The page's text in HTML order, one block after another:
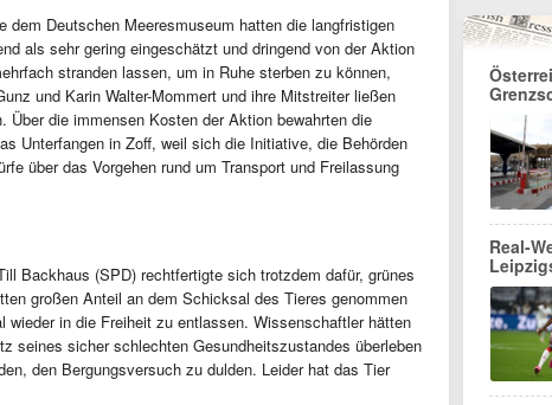
dem Deutschen Meeresmuseum hatten die langfristigen
als sehr gering eingeschätzt und dringend von der Aktion
stranden lassen, um in Ruhe sterben zu können,
und Karin Walter-Mommert und ihre Mitstreiter ließen
die immensen Kosten der Aktion bewahrten die
Unterfangen in Zoff, weil sich die Initiative, die Behörden
über das Vorgehen rund um Transport und Freilassung
Backhaus (SPD) rechtfertigte sich trotzdem dafür, grünes
großen Anteil an dem Schicksal des Tieres genommen
wieder in die Freiheit zu entlassen. Wissenschaftler hätten
seines sicher schlechten Gesundheitszustandes überleben
den Bergungsversuch zu dulden. Leider hat das Tier
Real-